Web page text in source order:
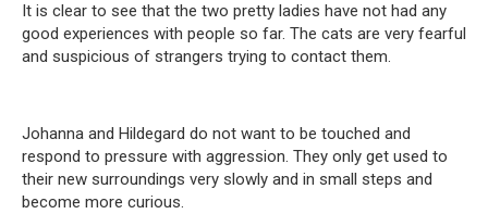
It is clear to see that the two pretty ladies have not had any
good experiences with people so far. The cats are very fearful
and suspicious of strangers trying to contact them.
Johanna and Hildegard do not want to be touched and
respond to pressure with aggression. They only get used to
their new surroundings very slowly and in small steps and
become more curious.